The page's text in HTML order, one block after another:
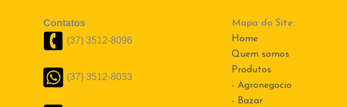
Contatos
(37) 3512-8096
(37) 3512-8033
Mapa do Site:
Home
Quem somos
Produtos
- Agronegocio
- Bazar